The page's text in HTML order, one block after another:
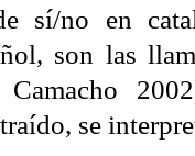
sí/no en
son las
Camacho
se